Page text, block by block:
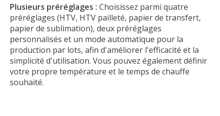
Plusieurs préréglages :Choisissez parmi quatre
préréglages (HTV, HTV pailleté, papier de transfert,
papier de sublimation), deux préréglages
personnalisés et un mode automatique pour la
production par lots, afin d'améliorer l'efficacité et la
simplicité d'utilisation. Vous pouvez également définir
votre propre température et le temps de chauffe
souhaité.